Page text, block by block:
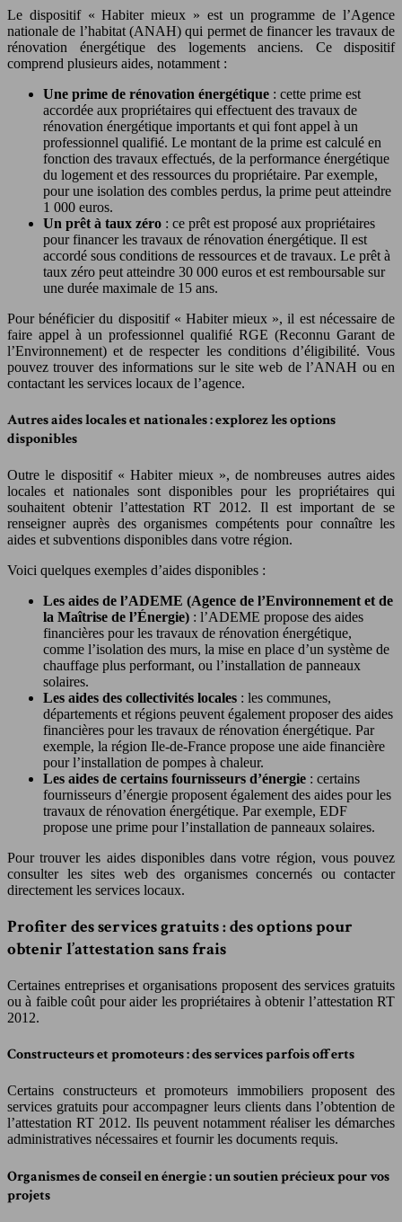
Le dispositif « Habiter mieux » est un programme de l’Agence
nationale de l’habitat (ANAH) qui permet de financer les travaux de
rénovation énergétique des logements anciens. Ce dispositif
comprend plusieurs aides, notamment :
Une prime de rénovation énergétique : cette prime est
accordée aux propriétaires qui effectuent des travaux de
rénovation énergétique importants et qui font appel à un
professionnel qualifié. Le montant de la prime est calculé en
fonction des travaux effectués, de la performance énergétique
du logement et des ressources du propriétaire. Par exemple,
pour une isolation des combles perdus, la prime peut atteindre
1 000 euros.
Un prêt à taux zéro : ce prêt est proposé aux propriétaires
pour financer les travaux de rénovation énergétique. Il est
accordé sous conditions de ressources et de travaux. Le prêt à
taux zéro peut atteindre 30 000 euros et est remboursable sur
une durée maximale de 15 ans.
Pour bénéficier du dispositif « Habiter mieux », il est nécessaire de
faire appel à un professionnel qualifié RGE (Reconnu Garant de
l’Environnement) et de respecter les conditions d’éligibilité. Vous
pouvez trouver des informations sur le site web de l’ANAH ou en
contactant les services locaux de l’agence.
Autres aides locales et nationales : explorez les options
disponibles
Outre le dispositif « Habiter mieux », de nombreuses autres aides
locales et nationales sont disponibles pour les propriétaires qui
souhaitent obtenir l’attestation RT 2012. Il est important de se
renseigner auprès des organismes compétents pour connaître les
aides et subventions disponibles dans votre région.
Voici quelques exemples d’aides disponibles :
Les aides de l’ADEME (Agence de l’Environnement et de
la Maîtrise de l’Énergie) : l’ADEME propose des aides
financières pour les travaux de rénovation énergétique,
comme l’isolation des murs, la mise en place d’un système de
chauffage plus performant, ou l’installation de panneaux
solaires.
Les aides des collectivités locales : les communes,
départements et régions peuvent également proposer des aides
financières pour les travaux de rénovation énergétique. Par
exemple, la région Ile-de-France propose une aide financière
pour l’installation de pompes à chaleur.
Les aides de certains fournisseurs d’énergie : certains
fournisseurs d’énergie proposent également des aides pour les
travaux de rénovation énergétique. Par exemple, EDF
propose une prime pour l’installation de panneaux solaires.
Pour trouver les aides disponibles dans votre région, vous pouvez
consulter les sites web des organismes concernés ou contacter
directement les services locaux.
Profiter des services gratuits : des options pour
obtenir l’attestation sans frais
Certaines entreprises et organisations proposent des services gratuits
ou à faible coût pour aider les propriétaires à obtenir l’attestation RT
2012.
Constructeurs et promoteurs : des services parfois offerts
Certains constructeurs et promoteurs immobiliers proposent des
services gratuits pour accompagner leurs clients dans l’obtention de
l’attestation RT 2012. Ils peuvent notamment réaliser les démarches
administratives nécessaires et fournir les documents requis.
Organismes de conseil en énergie : un soutien précieux pour vos
projets